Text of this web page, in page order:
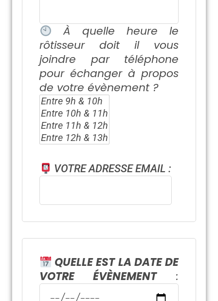
À quelle heure le
rôtisseur doit il vous
joindre par téléphone
pour échanger à propos
de votre évènement ?
VOTRE ADRESSE EMAIL :
QUELLE EST LA DATE DE
VOTRE ÉVÈNEMENT: